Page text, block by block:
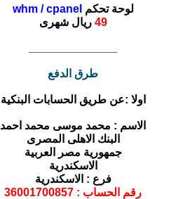
لوحة تحكم whm / cpanel
49 ريال شهرى
طرق الدفع
اولا :عن طريق الحسابات البنكية
الاسم : محمد موسى محمد احمد
البنك الاهلى المصرى
جمهورية مصر العربية
الاسكندرية
فرع : الاسكندرية
رقم الحساب : 36001700857